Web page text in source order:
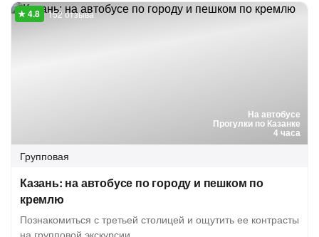
На автобусе
Прогулки по Казанке
4 часа
152 отзыва
Групповая
Казань: на автобусе по городу и пешком по
кремлю
Познакомиться с третьей столицей и ощутить ее контрасты
на групповой экскурсии